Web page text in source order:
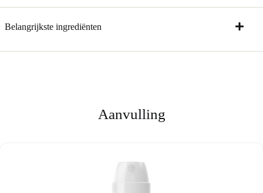
Belangrijkste ingrediënten
Aanvulling